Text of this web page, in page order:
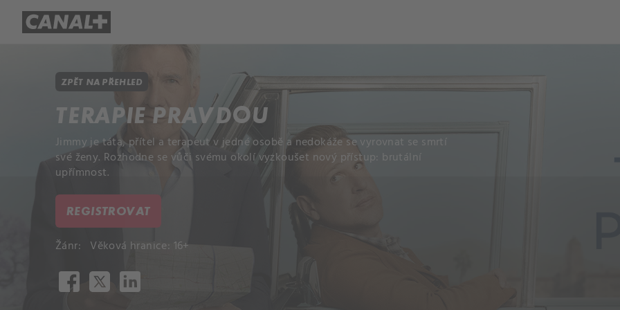
ZPĚT NA PŘEHLED
TERAPIE PRAVDOU
Jimmy je táta, přítel a terapeut v jedné osobě a nedokáže se vyrovnat se smrtí
své ženy. Rozhodne se vůči svému okolí vyzkoušet nový přístup: brutální
upřímnost.
REGISTROVAT
Žánr: Věková hranice: 16+